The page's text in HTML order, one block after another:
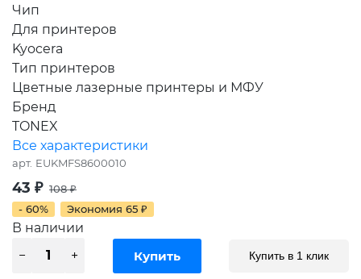
Чип
Для принтеров
Kyocera
Тип принтеров
Цветные лазерные принтеры и МФУ
Бренд
TONEX
Все характеристики
арт. EUKMFS8600010
43 ₽ 108₽
- 60%
Экономия 65 ₽
В наличии
Купить в 1 клик